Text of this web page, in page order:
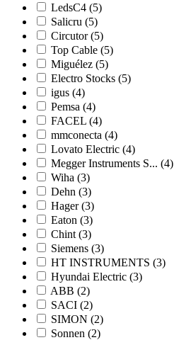
LedsC4 (5)
Salicru (5)
Circutor (5)
Top Cable (5)
Miguélez (5)
Electro Stocks (5)
igus (4)
Pemsa (4)
FACEL (4)
mmconecta (4)
Lovato Electric (4)
Megger Instruments S... (4)
Wiha (3)
Dehn (3)
Hager (3)
Eaton (3)
Chint (3)
Siemens (3)
HT INSTRUMENTS (3)
Hyundai Electric (3)
ABB (2)
SACI (2)
SIMON (2)
Sonnen (2)